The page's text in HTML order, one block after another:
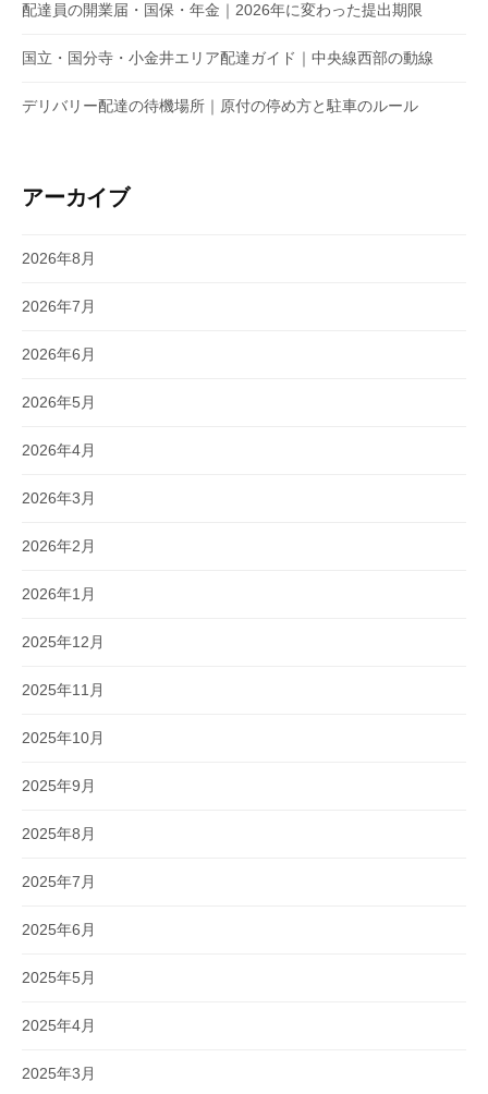
配達員の開業届・国保・年金｜2026年に変わった提出期限
国立・国分寺・小金井エリア配達ガイド｜中央線西部の動線
デリバリー配達の待機場所｜原付の停め方と駐車のルール
アーカイブ
2026年8月
2026年7月
2026年6月
2026年5月
2026年4月
2026年3月
2026年2月
2026年1月
2025年12月
2025年11月
2025年10月
2025年9月
2025年8月
2025年7月
2025年6月
2025年5月
2025年4月
2025年3月